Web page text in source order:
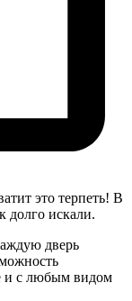
это терпеть! В
долго искали.
дверь
и с любым видом